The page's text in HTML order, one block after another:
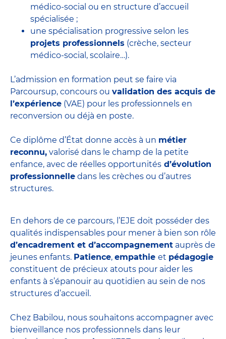
médico-social ou en structure d’accueil
spécialisée ;
une spécialisation progressive selon les
projets professionnels (crèche, secteur
médico-social, scolaire…).
L’admission en formation peut se faire via
Parcoursup, concours ou validation des acquis de
l’expérience (VAE) pour les professionnels en
reconversion ou déjà en poste.
Ce diplôme d’État donne accès à un métier
reconnu, valorisé dans le champ de la petite
enfance, avec de réelles opportunités d’évolution
professionnelle dans les crèches ou d’autres
structures.
En dehors de ce parcours, l’EJE doit posséder des
qualités indispensables pour mener à bien son rôle
d’encadrement et d’accompagnement auprès de
jeunes enfants. Patience, empathie et pédagogie
constituent de précieux atouts pour aider les
enfants à s’épanouir au quotidien au sein de nos
structures d’accueil.
Chez Babilou, nous souhaitons accompagner avec
bienveillance nos professionnels dans leur